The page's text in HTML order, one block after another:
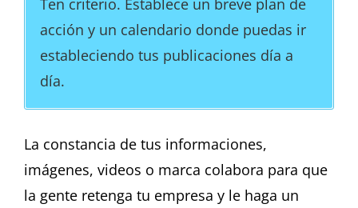
acción y un calendario donde puedas ir
estableciendo tus publicaciones día a
día.
La constancia de tus informaciones,
imágenes, videos o marca colabora para que
la gente retenga tu empresa y le haga un